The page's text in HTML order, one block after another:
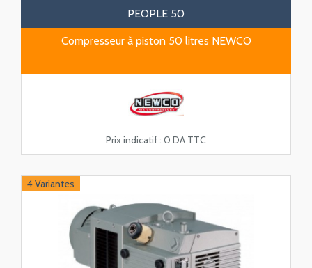
PEOPLE 50
Compresseur à piston 50 litres NEWCO
Prix indicatif : 0 DA TTC
4 Variantes